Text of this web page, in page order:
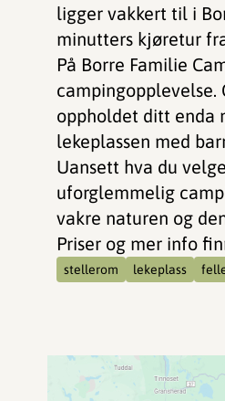
ligger vakkert til i
minutters kjøretur
På Borre Familie
campingopplevelse.
oppholdet ditt enda
lekeplassen med
Uansett hva du
uforglemmelig
vakre naturen og
Priser og mer info
stellerom lekeplass